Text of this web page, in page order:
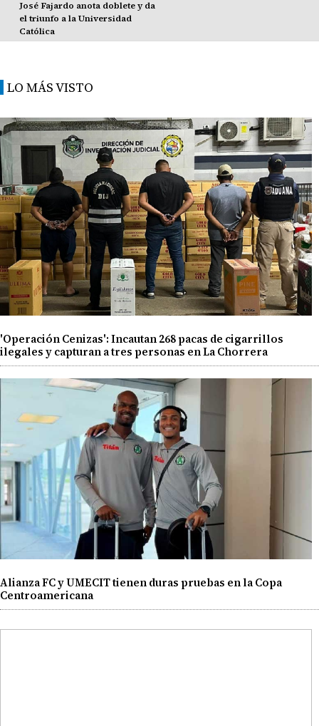
José Fajardo anota doblete y da
el triunfo a la Universidad
Católica
LO MÁS VISTO
'Operación Cenizas': Incautan 268 pacas de cigarrillos
ilegales y capturan a tres personas en La Chorrera
Alianza FC y UMECIT tienen duras pruebas en la Copa
Centroamericana